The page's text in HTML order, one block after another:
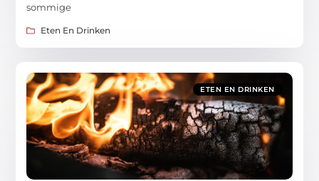
sommige
Eten En Drinken
ETEN EN DRINKEN